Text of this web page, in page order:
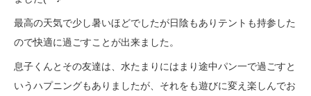
最高の天気で少し暑いほどでしたが日陰もありテントも持参した
ので快適に過ごすことが出来ました。
息子くんとその友達は、水たまりにはまり途中パン一で過ごすと
いうハプニングもありましたが、それをも遊びに変え楽しんでお